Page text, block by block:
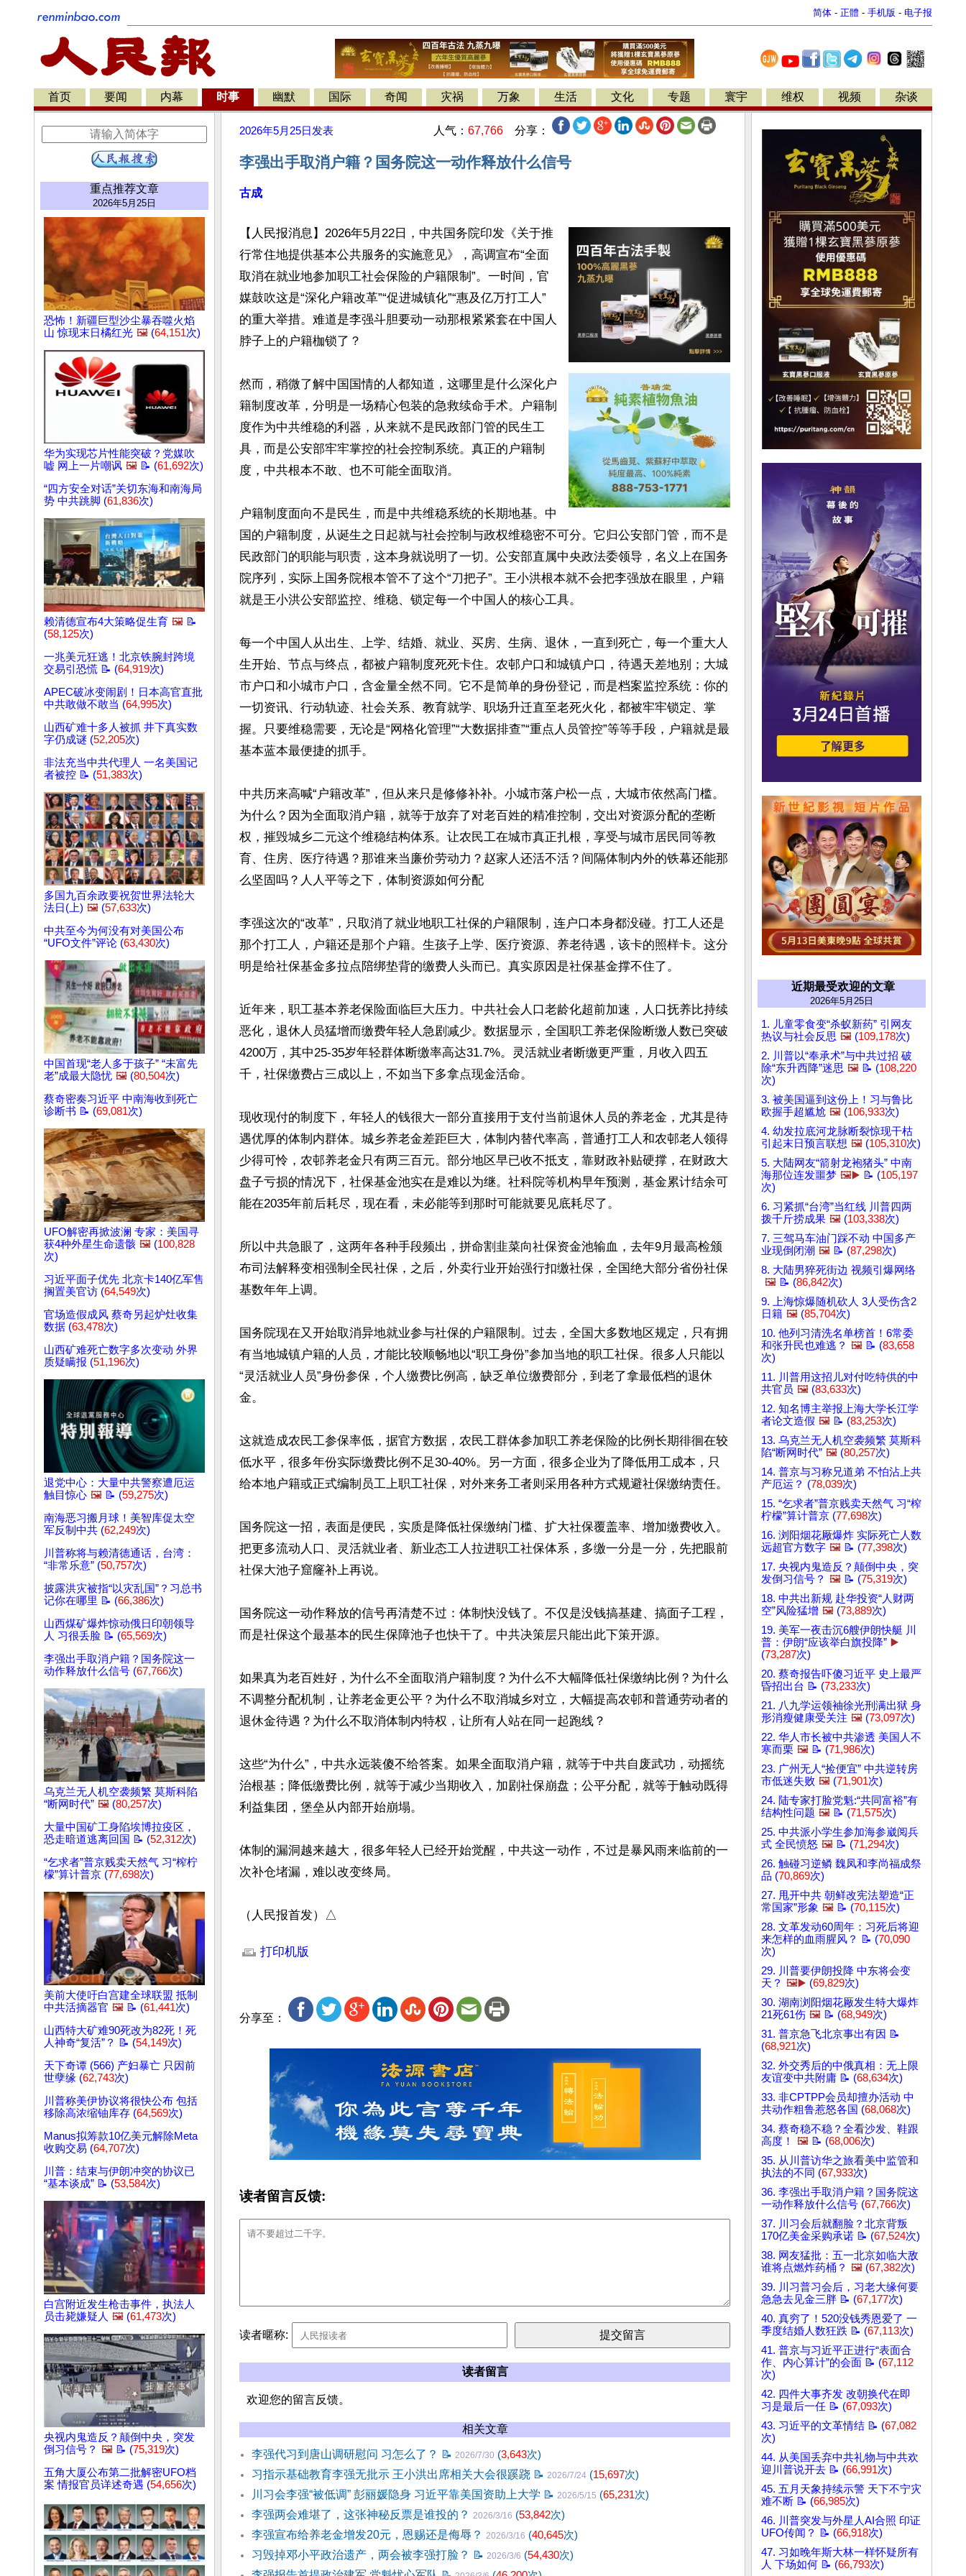
简体 - 正體 - 手机版 - 电子报
首页 要闻 内幕 时事 幽默 国际 奇闻 灾祸 万象 生活 文化 专题 寰宇 维权 视频 杂谈
重点推荐文章
2026年5月25日
恐怖！新疆巨型沙尘暴吞噬火焰
山 惊现末日橘红光 🖼️ (64,151次)
华为实现芯片性能突破？党媒吹
嘘 网上一片嘲讽 🖼️ 📝 (61,692次)
“四方安全对话”关切东海和南海局
势 中共跳脚 (61,836次)
赖清德宣布4大策略促生育 🖼️ 📝
(58,125次)
一兆美元狂逃！北京铁腕封跨境
交易引恐慌 📝 (64,919次)
APEC破冰变闹剧！日本高官直批
中共敢做不敢当 (64,995次)
山西矿难十多人被抓 井下真实数
字仍成谜 (52,205次)
非法充当中共代理人 一名美国记
者被控 📝 (51,383次)
多国九百余政要祝贺世界法轮大
法日(上) 🖼️ (57,633次)
中共至今为何没有对美国公布
“UFO文件”评论 (63,430次)
中国首现“老人多于孩子” “未富先
老”成最大隐忧 🖼️ (80,504次)
蔡奇密奏习近平 中南海收到死亡
诊断书 📝 (69,081次)
UFO解密再掀波澜 专家：美国寻
获4种外星生命遗骸 🖼️ (100,828
次)
习近平面子优先 北京卡140亿军售
搁置美官访 (64,549次)
官场造假成风 蔡奇另起炉灶收集
数据 (63,478次)
山西矿难死亡数字多次变动 外界
质疑瞒报 (51,196次)
退党中心：大量中共警察遭厄运
触目惊心 🖼️ 📝 (59,275次)
南海恶习搬月球！美智库促太空
军反制中共 (62,249次)
川普称将与赖清德通话，台湾：
“非常乐意” (50,757次)
披露洪灾被指“以灾乱国”？习总书
记你在哪里 📝 (66,386次)
山西煤矿爆炸惊动俄日印朝领导
人 习很丢脸 📝 (65,569次)
李强出手取消户籍？国务院这一
动作释放什么信号 (67,766次)
乌克兰无人机空袭频繁 莫斯科陷
“断网时代” 🖼️ (80,257次)
大量中国矿工身陷埃博拉疫区，
恐走暗道逃离回国 📝 (52,312次)
“乞求者”普京贱卖天然气 习“榨柠
檬”算计普京 (77,698次)
美前大使吁白宫建全球联盟 抵制
中共活摘器官 🖼️ 📝 (61,441次)
山西特大矿难90死改为82死！死
人神奇“复活”？ 📝 (54,149次)
天下奇谭 (566) 产妇暴亡 只因前
世孽缘 (62,743次)
川普称美伊协议将很快公布 包括
移除高浓缩铀库存 (64,569次)
Manus拟筹款10亿美元解除Meta
收购交易 (64,707次)
川普：结束与伊朗冲突的协议已
“基本谈成” 📝 (53,584次)
白宫附近发生枪击事件，执法人
员击毙嫌疑人 🖼️ (61,473次)
央视内鬼造反？颠倒中央，突发
倒习信号？ 🖼️ 📝 (75,319次)
五角大厦公布第二批解密UFO档
案 情报官员详述奇遇 (54,656次)
2026年5月25日 发表 人气： 67,766 分享：
李强出手取消户籍？国务院这一动作释放什么信号
古成
【人民报消息】2026年5月22日，中共国务院印发《关于推
行常住地提供基本公共服务的实施意见》，高调宣布“全面
取消在就业地参加职工社会保险的户籍限制”。一时间，官
媒鼓吹这是“深化户籍改革”“促进城镇化”“惠及亿万打工人”
的重大举措。难道是李强斗胆要动一动那根紧紧套在中国人
脖子上的户籍枷锁了？
然而，稍微了解中国国情的人都知道，这哪里是什么深化户
籍制度改革，分明是一场精心包装的急救续命手术。户籍制
度作为中共维稳的利器，从来就不是民政部门管的民生工
具，而是公安部牢牢掌控的社会控制系统。真正的户籍制
度，中共根本不敢、也不可能全面取消。
户籍制度面向不是民生，而是中共维稳系统的长期地基。中
国的户籍制度，从诞生之日起就与社会控制与政权维稳密不可分。它归公安部门管，而不是
民政部门的职能与职责，这本身就说明了一切。公安部直属中央政法委领导，名义上在国务
院序列，实际上国务院根本管不了这个“刀把子”。王小洪根本就不会把李强放在眼里，户籍
就是王小洪公安部监控、维稳、锁定每一个中国人的核心工具。
每一个中国人从出生、上学、结婚、就业、买房、生病、退休，一直到死亡，每一个重大人
生开始、节点与终点，都被户籍制度死死卡住。农邨户口和城镇户口，待遇天差地别；大城
市户口和小城市户口，含金量全然不同。它不是简单的身份登记，而是档案监控系统：你的
一切资讯、行动轨迹、社会关系、教育就学、职场升迁直至老死火化，都被牢牢锁定、掌
握。只要维稳需要，无论是“网格化管理”“大数据排查”“重点人员管控”等等手段，户籍就是最
基本蓝本最便捷的抓手。
中共历来高喊“户籍改革”，但从来只是修修补补。小城市落户松一点，大城市依然高门槛。
为什么？因为全面取消户籍，就等于放弃了对老百姓的精准控制，交出对资源分配的垄断
权，摧毁城乡二元这个维稳结构体系。让农民工在城市真正扎根，享受与城市居民同等教
育、住房、医疗待遇？那谁来当廉价劳动力？赵家人还活不活？间隔体制内外的铁幕还能那
么坚固吗？人人平等之下，体制资源如何分配
李强这次的“改革”，只取消了就业地职工社保的户籍限制，连户口本身都没碰。打工人还是
那个打工人，户籍还是那个户籍。生孩子上学、医疗资源、养老待遇，该卡的照样卡。这分
明是给社保基金多拉点陪绑垫背的缴费人头而已。真实原因是社保基金撑不住了。
近年来，职工基本养老保险面临巨大压力。中共社会人口老龄化超前加速，人口抚养比持续
恶化，退休人员猛增而缴费年轻人急剧减少。数据显示，全国职工养老保险断缴人数已突破
4200万，其中25-35岁年轻群体断缴率高达31.7%。灵活就业者断缴更严重，月收入四五
千，社保缴费占三成以上，不如当下多拿点现金活命。
现收现付的制度下，年轻人的钱很大一部分直接用于支付当前退休人员的养老金，尤其是待
遇优厚的体制内群体。城乡养老金差距巨大，体制内替代率高，普通打工人和农邨老人领得
少得可怜，农邨养老金只有两三百元。部分地区早已收不抵支，靠财政补贴硬撑，在财政大
盘子亏损的情况下，社保基金池实在是难以为继。社科院等机构早年预测，基金累计结余可
能在2035年前后耗尽，现在看，未必能等到那时可能就要见底耗尽了。
所以中共急眼了，这两年各种手段频出，拼命割韭菜向社保资金池输血，去年9月最高检颁
布司法解释变相强制全民社保，之后，外卖行业开始强行扣缴社保，全国绝大部分省份社保
基数年年上调。
国务院现在又开始取消异地就业参与社保的户籍限制。过去，全国大多数地区规定，只有拥
有当地城镇户籍的人员，才能比较顺畅地以“职工身份”参加当地的职工社保。很多人只能以
“灵活就业人员”身份参保，个人缴费比例高，缺乏单位缴费部分，到老了拿最低档的退休
金。
这就造成农民工参保率低，据官方数据，农民工群体参加职工养老保险的比例长期徘徊在较
低水平，很多年份实际缴费比例不足30-40%。另一方面，很多企业为了降低用工成本，只
给本地户籍或正式编制员工上职工社保，对外来务工者则采用各种方式规避社保缴纳责任。
国务院这一招，表面是便民，实质是降低社保缴纳门槛、扩大社保覆盖率、增加缴费收入。
把更多流动人口、灵活就业者、新业态工人拉进职工社保体系，多缴一分是一分，先把眼前
社保大池子窟窿补上再说。
国务院这一动作释放的信号再清楚不过：体制快没钱了。不仅是没钱搞基建、搞面子工程，
而是社保这个最基本的民生保障池子也快干了。中共决策层只能出此下策开源。
如果真为老百姓好，为什么不全面取消户籍制度？为什么不大幅降低社保缴纳比例？为什么
不调整分配机制，让养老金更公平？为什么不取消城乡对立，大幅提高农邨和普通劳动者的
退休金待遇？为什么不取消体制内特权，让所有人站在同一起跑线？
这些“为什么”，中共永远装傻不给答案。如果全面取消户籍，就等于中共自废武功，动摇统
治根基；降低缴费比例，就等于减少当期收入，加剧社保崩盘；公平分配，就等于触动既得
利益集团，堡垒从内部开始崩塌。
体制的漏洞越来越大，很多年轻人已经开始觉醒，中共这一动作，不过是暴风雨来临前的一
次补仓堵漏，难以改变终局。
（人民报首发）△
打印机版
分享至：
读者留言反馈:
读者暱称:
读者留言
欢迎您的留言反馈。
相关文章
李强代习到唐山调研慰问 习怎么了？ 📝 2026/7/30 (3,643次)
习指示基础教育李强无批示 王小洪出席相关大会很蹊跷 📝 2026/7/24 (15,697次)
川习会李强“被低调” 彭丽媛隐身 习近平靠美国资助上大学 📝 2026/5/15 (65,231次)
李强两会难堪了，这张神秘反票是谁投的？ 2026/3/16 (53,842次)
李强宣布给养老金增发20元，恩赐还是侮辱？ 2026/3/16 (40,645次)
习毁掉邓小平政治遗产，两会被李强打脸？ 📝 2026/3/6 (54,430次)
近期最受欢迎的文章
2026年5月25日
1. 儿童零食变“杀蚁新药” 引网友
热议与社会反思 🖼️ (109,178次)
2. 川普以“奉承术”与中共过招 破
除“东升西降”迷思 🖼️ 📝 (108,220
次)
3. 被美国逼到这份上！习与鲁比
欧握手超尴尬 🖼️ (106,933次)
4. 幼发拉底河龙脉断裂惊现干枯
引起末日预言联想 🖼️ (105,310次)
5. 大陆网友“箭射龙袍猪头” 中南
海那位连发噩梦 🖼️▶️ 📝 (105,197
次)
6. 习紧抓“台湾”当红线 川普四两
拨千斤捞成果 🖼️ (103,338次)
7. 三驾马车油门踩不动 中国多产
业现倒闭潮 🖼️ 📝 (87,298次)
8. 大陆男猝死街边 视频引爆网络
🖼️ 📝 (86,842次)
9. 上海惊爆随机砍人 3人受伤含2
日籍 🖼️ (85,704次)
10. 他列习清洗名单榜首！6常委
和张升民也难逃？ 🖼️ 📝 (83,658
次)
11. 川普用这招儿对付吃特供的中
共官员 🖼️ (83,633次)
12. 知名博主举报上海大学长江学
者论文造假 🖼️ 📝 (83,253次)
13. 乌克兰无人机空袭频繁 莫斯科
陷“断网时代” 🖼️ (80,257次)
14. 普京与习称兄道弟 不怕沾上共
产厄运？ (78,039次)
15. “乞求者”普京贱卖天然气 习“榨
柠檬”算计普京 (77,698次)
16. 浏阳烟花厰爆炸 实际死亡人数
远超官方数字 🖼️ 📝 (77,398次)
17. 央视内鬼造反？颠倒中央，突
发倒习信号？ 🖼️ 📝 (75,319次)
18. 中共出新规 赴华投资“人财两
空”风险猛增 🖼️ (73,889次)
19. 美军一夜击沉6艘伊朗快艇 川
普：伊朗“应该举白旗投降” ▶️
(73,287次)
20. 蔡奇报告吓傻习近平 史上最严
昏招出台 📝 (73,233次)
21. 八九学运领袖徐光刑满出狱 身
形消瘦健康受关注 🖼️ (73,097次)
22. 华人市长被中共渗透 美国人不
寒而栗 🖼️ 📝 (71,986次)
23. 广州无人“捡便宜” 中共逆转房
市低迷失败 🖼️ (71,901次)
24. 陆专家打脸党魁:“共同富裕”有
结构性问题 🖼️ 📝 (71,575次)
25. 中共派小学生参加海参崴阅兵
式 全民愤怒 🖼️ 📝 (71,294次)
26. 触碰习逆鳞 魏凤和李尚福成祭
品 (70,869次)
27. 甩开中共 朝鲜改宪法塑造“正
常国家”形象 🖼️ 📝 (70,115次)
28. 文革发动60周年：习死后将迎
来怎样的血雨腥风？ 📝 (70,090
次)
29. 川普要伊朗投降 中东将会变
天？ 🖼️▶️ (69,829次)
30. 湖南浏阳烟花厰发生特大爆炸
21死61伤 🖼️ 📝 (68,949次)
31. 普京急飞北京事出有因 📝
(68,921次)
32. 外交秀后的中俄真相：无上限
友谊变中共附庸 📝 (68,634次)
33. 非CPTPP会员却擅办活动 中
共动作粗鲁惹怒各国 (68,068次)
34. 蔡奇稳不稳？全看沙发、鞋跟
高度！
🖼️ 📝 (68,006次)
35. 从川普访华之旅看美中监管和
执法的不同 (67,933次)
36. 李强出手取消户籍？国务院这
一动作释放什么信号 (67,766次)
37. 川习会后就翻脸？北京背叛
170亿美金采购承诺 📝 (67,524次)
38. 网友猛批：五一北京如临大敌
谁将点燃炸药桶？ 🖼️ (67,382次)
39. 川习普习会后，习老大缘何要
急急去见金三胖 📝 (67,177次)
40. 真穷了！520没钱秀恩爱了 一
季度结婚人数狂跌 📝 (67,113次)
41. 普京与习近平正进行“表面合
作、内心算计”的会面 📝 (67,112
次)
42. 四件大事齐发 改朝换代在即
习是最后一任 📝 (67,093次)
43. 习近平的文革情结 📝 (67,082
次)
44. 从美国丢弃中共礼物与中共欢
迎川普说开去 📝 (66,991次)
45. 五月天象持续示警 天下不宁灾
难不断 📝 (66,985次)
46. 川普突发与外星人AI合照 印证
UFO传闻？ 📝 (66,918次)
47. 习如晚年斯大林一样怀疑所有
人 下场如何 📝 (66,793次)